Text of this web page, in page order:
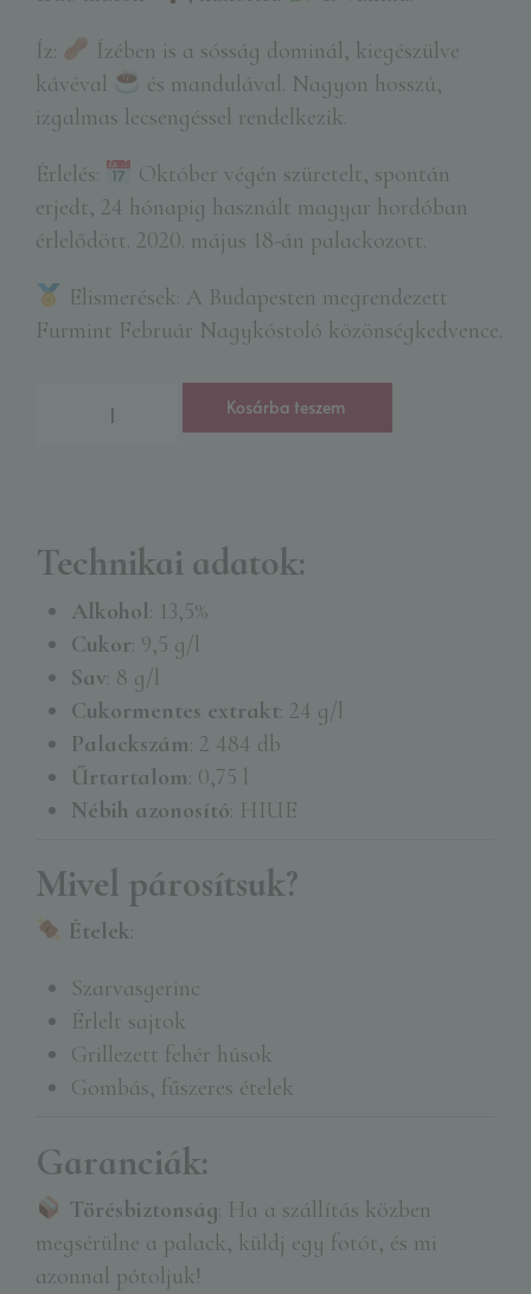
Íz:
Ízében is a sósság dominál, kiegészülve
kávéval
és mandulával. Nagyon hosszú,
izgalmas lecsengéssel rendelkezik.
Érlelés:
Október végén szüretelt, spontán
erjedt, 24 hónapig használt magyar hordóban
érlelődött. 2020. május 18-án palackozott.
Elismerések: A Budapesten megrendezett
Furmint Február Nagykóstoló közönségkedvence.
Kosárba teszem
Technikai adatok:
Alkohol: 13,5%
Cukor: 9,5 g/l
Sav: 8 g/l
Cukormentes extrakt: 24 g/l
Palackszám: 2 484 db
Űrtartalom: 0,75 l
Nébih azonosító: HIUE
Mivel párosítsuk?
Ételek:
Szarvasgerinc
Érlelt sajtok
Grillezett fehér húsok
Gombás, fűszeres ételek
Garanciák:
Törésbiztonság: Ha a szállítás közben
megsérülne a palack, küldj egy fotót, és mi
azonnal pótoljuk!